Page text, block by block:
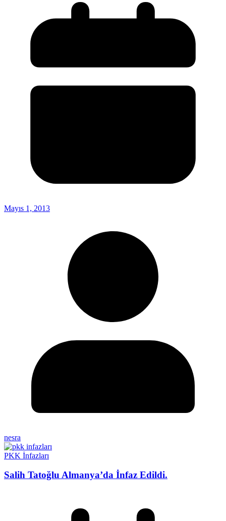
Mayıs 1, 2013
nesra
PKK İnfazları
Salih Tatoğlu Almanya’da İnfaz Edildi.